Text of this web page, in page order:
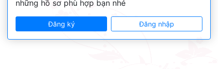
những hồ sơ phù hợp bạn nhé
Đăng ký Đăng nhập